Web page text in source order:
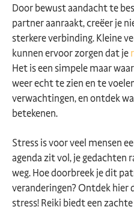
Door bewust aandacht te
partner aanraakt, creëer je
sterkere verbinding. Kleine
kunnen ervoor zorgen dat je
Het is een simpele maar
weer echt te zien en te
verwachtingen, en ontdek
betekenen.
Stress is voor veel mensen
agenda zit vol, je gedachten
weg. Hoe doorbreek je dit
veranderingen? Ontdek hier
stress! Reiki biedt een